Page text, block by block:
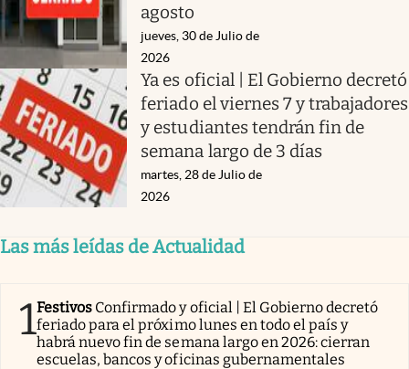
agosto
jueves, 30 de Julio de
2026
Ya es oficial | El Gobierno decretó
feriado el viernes 7 y trabajadores
y estudiantes tendrán fin de
semana largo de 3 días
martes, 28 de Julio de
2026
Las más leídas de Actualidad
1Festivos Confirmado y oficial | El Gobierno decretó
feriado para el próximo lunes en todo el país y
habrá nuevo fin de semana largo en 2026: cierran
escuelas, bancos y oficinas gubernamentales